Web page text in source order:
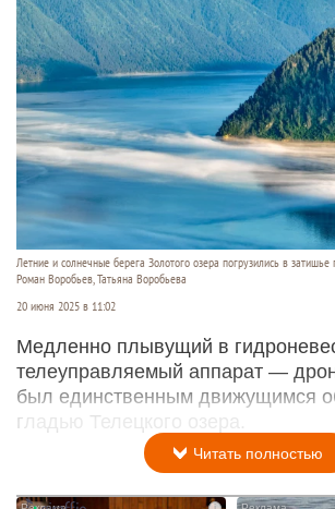
Летние и солнечные берега Золотого озера погрузились в затишье
Роман Воробьев, Татьяна Воробьева
20 июня 2025 в 11:02
Медленно плывущий в
телеуправляемый аппарат —
был единственным движущимся
гладью Телецкого озера.
Читать полностью